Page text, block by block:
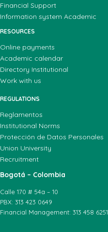
Financial Support
Information system Academic
RESOURCES
Online payments
Academic calendar
Directory Institutional
Work with us
REGULATIONS
Reglamentos
Institutional Norms
Protección de Datos Personales
Union University
Recruitment
Bogotá – Colombia
Calle 170 # 54a – 10
PBX: 313 423 0649
Financial Management: 313 458 6251